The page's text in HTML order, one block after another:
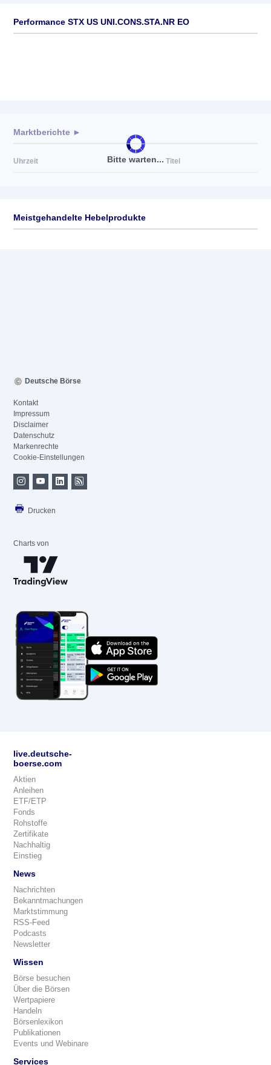
Performance STX US UNI.CONS.STA.NR EO
Bitte warten...
Marktberichte ►
Uhrzeit Titel
Meistgehandelte Hebelprodukte
Deutsche Börse
Kontakt
Impressum
Disclaimer
Datenschutz
Markenrechte
Cookie-Einstellungen
Drucken
Charts von
live.deutsche-
boerse.com
Aktien
Anleihen
ETF/ETP
Fonds
Rohstoffe
Zertifikate
Nachhaltig
Einstieg
News
Nachrichten
Bekanntmachungen
Marktstimmung
RSS-Feed
Podcasts
Newsletter
Wissen
Börse besuchen
Über die Börsen
Wertpapiere
Handeln
Börsenlexikon
Publikationen
Events und Webinare
Services